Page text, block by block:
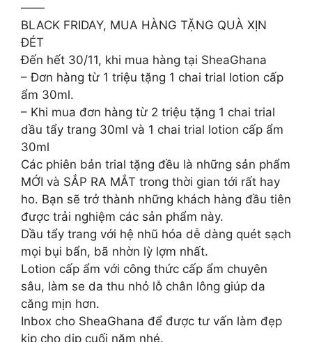
——
BLACK FRIDAY, MUA HÀNG TẶNG QUÀ XỊN
ĐÉT
Đến hết 30/11, khi mua hàng tại SheaGhana
– Đơn hàng từ 1 triệu tặng 1 chai trial lotion cấp
ẩm 30ml.
– Khi mua đơn hàng từ 2 triệu tặng 1 chai trial
dầu tẩy trang 30ml và 1 chai trial lotion cấp ẩm
30ml
Các phiên bản trial tặng đều là những sản phẩm
MỚI và SẮP RA MẮT trong thời gian tới rất hay
ho. Bạn sẽ trở thành những khách hàng đầu tiên
được trải nghiệm các sản phẩm này.
Dầu tẩy trang với hệ nhũ hóa dễ dàng quét sạch
mọi bụi bẩn, bã nhờn lỳ lợm nhất.
Lotion cấp ẩm với công thức cấp ẩm chuyên
sâu, làm se da thu nhỏ lỗ chân lông giúp da
căng mịn hơn.
Inbox cho SheaGhana để được tư vấn làm đẹp
kịp cho dịp cuối năm nhé.